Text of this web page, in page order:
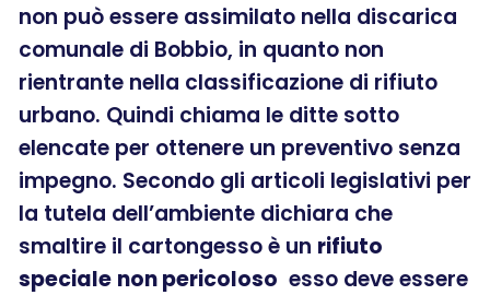
non può essere assimilato nella discarica
comunale di Bobbio, in quanto non
rientrante nella classificazione di rifiuto
urbano. Quindi chiama le ditte sotto
elencate per ottenere un preventivo senza
impegno. Secondo gli articoli legislativi per
la tutela dell’ambiente dichiara che
smaltire il cartongesso è un rifiuto
speciale non pericoloso esso deve essere